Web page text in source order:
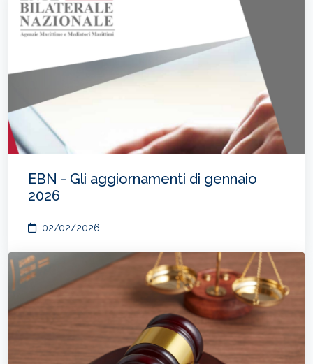
EBN - Gli aggiornamenti di gennaio
2026
02/02/2026